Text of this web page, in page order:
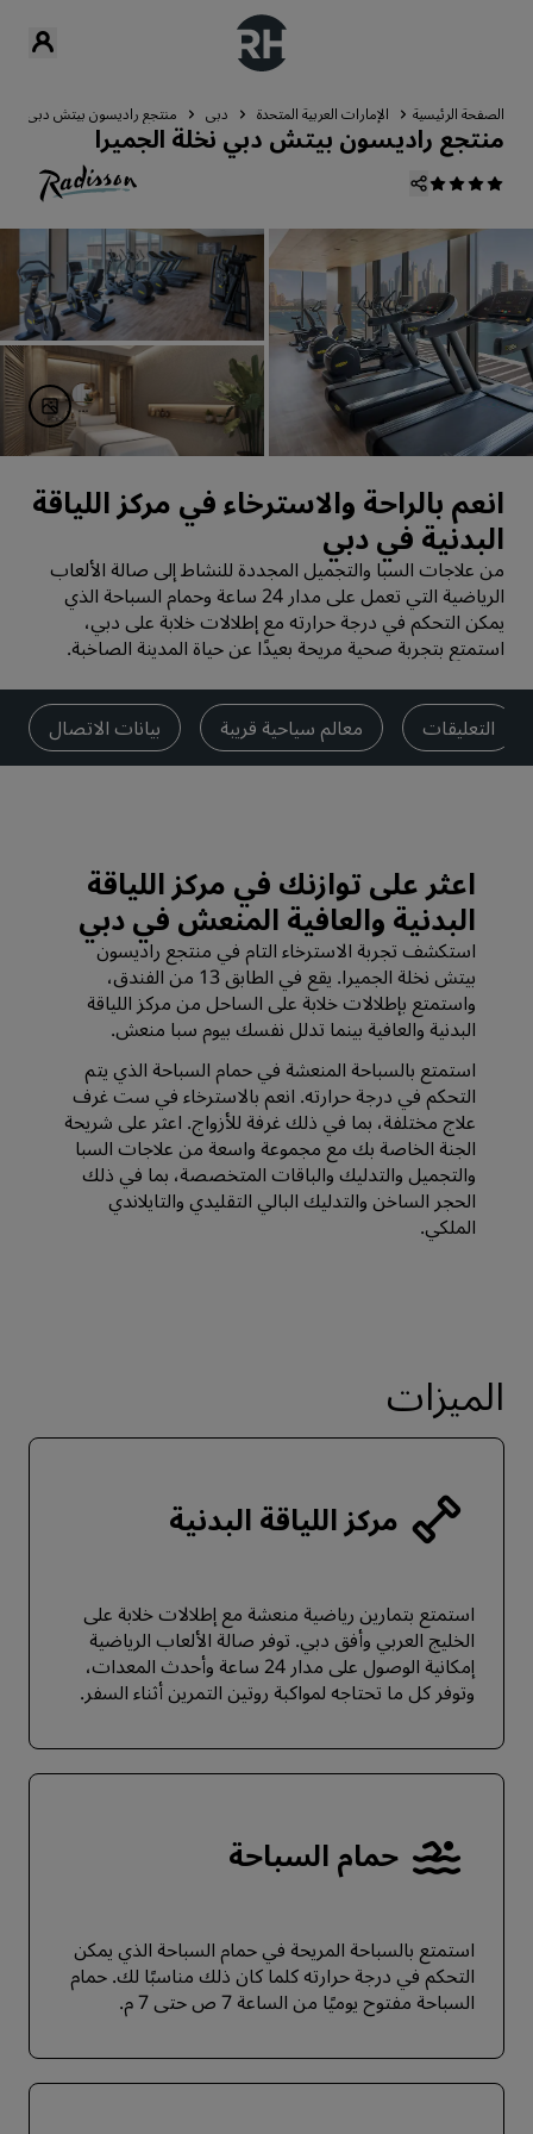
الصفحة الرئيسية الإمارات العربية المتحدة دبي منتجع راديسون بيتش دبي نخلة
منتجع راديسون بيتش دبي نخلة الجميرا
انعم بالراحة والاسترخاء في مركز اللياقة
البدنية في دبي
من علاجات السبا والتجميل المجددة للنشاط إلى صالة الألعاب
الرياضية التي تعمل على مدار 24 ساعة وحمام السباحة الذي
يمكن التحكم في درجة حرارته مع إطلالات خلابة على دبي،
استمتع بتجربة صحية مريحة بعيدًا عن حياة المدينة الصاخبة.
التعليقات معالم سياحية قريبة بيانات الاتصال
اعثر على توازنك في مركز اللياقة
البدنية والعافية المنعش في دبي
استكشف تجربة الاسترخاء التام في منتجع راديسون
بيتش نخلة الجميرا. يقع في الطابق 13 من الفندق،
واستمتع بإطلالات خلابة على الساحل من مركز اللياقة
البدنية والعافية بينما تدلل نفسك بيوم سبا منعش.
استمتع بالسباحة المنعشة في حمام السباحة الذي يتم
التحكم في درجة حرارته. انعم بالاسترخاء في ست غرف
علاج مختلفة، بما في ذلك غرفة للأزواج. اعثر على شريحة
الجنة الخاصة بك مع مجموعة واسعة من علاجات السبا
والتجميل والتدليك والباقات المتخصصة، بما في ذلك
الحجر الساخن والتدليك البالي التقليدي والتايلاندي
الملكي.
الميزات
مركز اللياقة البدنية
استمتع بتمارين رياضية منعشة مع إطلالات خلابة على
الخليج العربي وأفق دبي. توفر صالة الألعاب الرياضية
إمكانية الوصول على مدار 24 ساعة وأحدث المعدات،
وتوفر كل ما تحتاجه لمواكبة روتين التمرين أثناء السفر.
حمام السباحة
استمتع بالسباحة المريحة في حمام السباحة الذي يمكن
التحكم في درجة حرارته كلما كان ذلك مناسبًا لك. حمام
السباحة مفتوح يوميًا من الساعة 7 ص حتى 7 م.